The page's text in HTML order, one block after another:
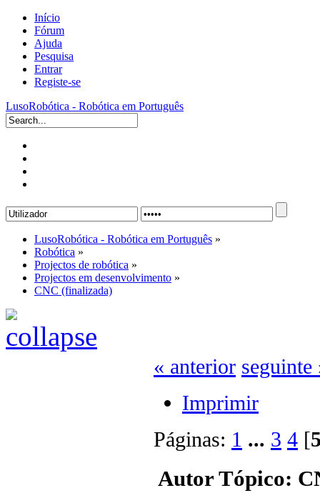
Início
Fórum
Ajuda
Pesquisa
Entrar
Registe-se
LusoRobótica - Robótica em Português
LusoRobótica - Robótica em Português »
Robótica »
Projectos de robótica »
Projectos em desenvolvimento »
CNC (finalizada)
« anterior seguinte
Imprimir
Páginas: 1 ... 3 4 [
AutorTópico: